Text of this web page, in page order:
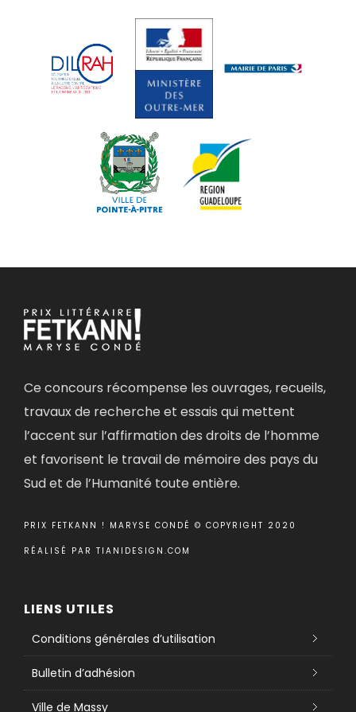
Ce concours récompense les ouvrages, recueils,
travaux de recherche et essais qui mettent
l’accent sur l’affirmation des droits de l’homme
et favorisent le travail de mémoire des pays du
Sud et de l’Humanité toute entière.
PRIX FETKANN ! MARYSE CONDÉ © COPYRIGHT 2020
RÉALISÉ PAR TIANIDESIGN.COM
LIENS UTILES
Conditions générales d’utilisation
Bulletin d’adhésion
Ville de Massy